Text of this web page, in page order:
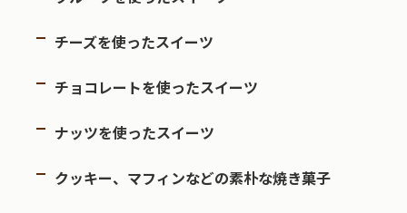
チーズを使ったスイーツ
チョコレートを使ったスイーツ
ナッツを使ったスイーツ
クッキー、マフィンなどの素朴な焼き菓子